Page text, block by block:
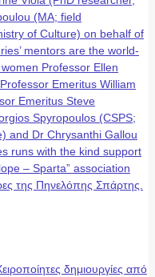
(MA; field
of Culture) on behalf of
mentors are the world-
Professor Ellen
Emeritus William
Emeritus Steve
Spyropoulos (CSPS;
and Dr Chrysanthi Gallou
runs with the kind support
– Sparta” association
της Πηνελόπης Σπάρτης.
δημιουργίες από